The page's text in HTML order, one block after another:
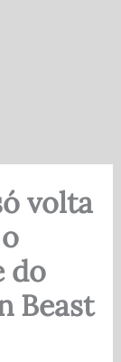
volta
do
Beast